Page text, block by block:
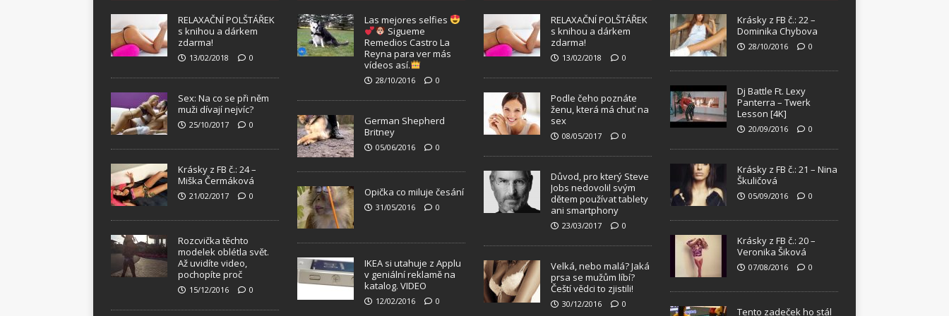
RELAXAČNÍ POLŠTÁŘEK
s knihou a dárkem
zdarma!
13/02/2018 0
Sex: Na co se při něm
muži dívají nejvíc?
25/10/2017 0
Krásky z FB č.: 24 –
Miška Čermáková
21/02/2017 0
Rozcvička těchto
modelek oblétla svět.
Až uvidíte video,
pochopíte proč
15/12/2016 0
Las mejores selfies
Sigueme
Remedios Castro La
Reyna para ver más
vídeos así.
28/10/2016 0
German Shepherd
Britney
05/06/2016 0
Opička co miluje česání
31/05/2016 0
IKEA si utahuje z Applu
v geniální reklamě na
katalog. VIDEO
12/02/2016 0
RELAXAČNÍ POLŠTÁŘEK
s knihou a dárkem
zdarma!
13/02/2018 0
Podle čeho poznáte
ženu, která má chuť na
sex
08/05/2017 0
Důvod, pro který Steve
Jobs nedovolil svým
dětem používat tablety
ani smartphony
23/03/2017 0
Velká, nebo malá? Jaká
prsa se mužům líbí?
Čeští vědci to zjistili!
30/12/2016 0
Krásky z FB č.: 22 –
Dominika Chybova
28/10/2016 0
Dj Battle Ft. Lexy
Panterra – Twerk
Lesson [4K]
20/09/2016 0
Krásky z FB č.: 21 – Nina
Škuličová
05/09/2016 0
Krásky z FB č.: 20 –
Veronika Šiková
07/08/2016 0
Tento zadeček ho stál